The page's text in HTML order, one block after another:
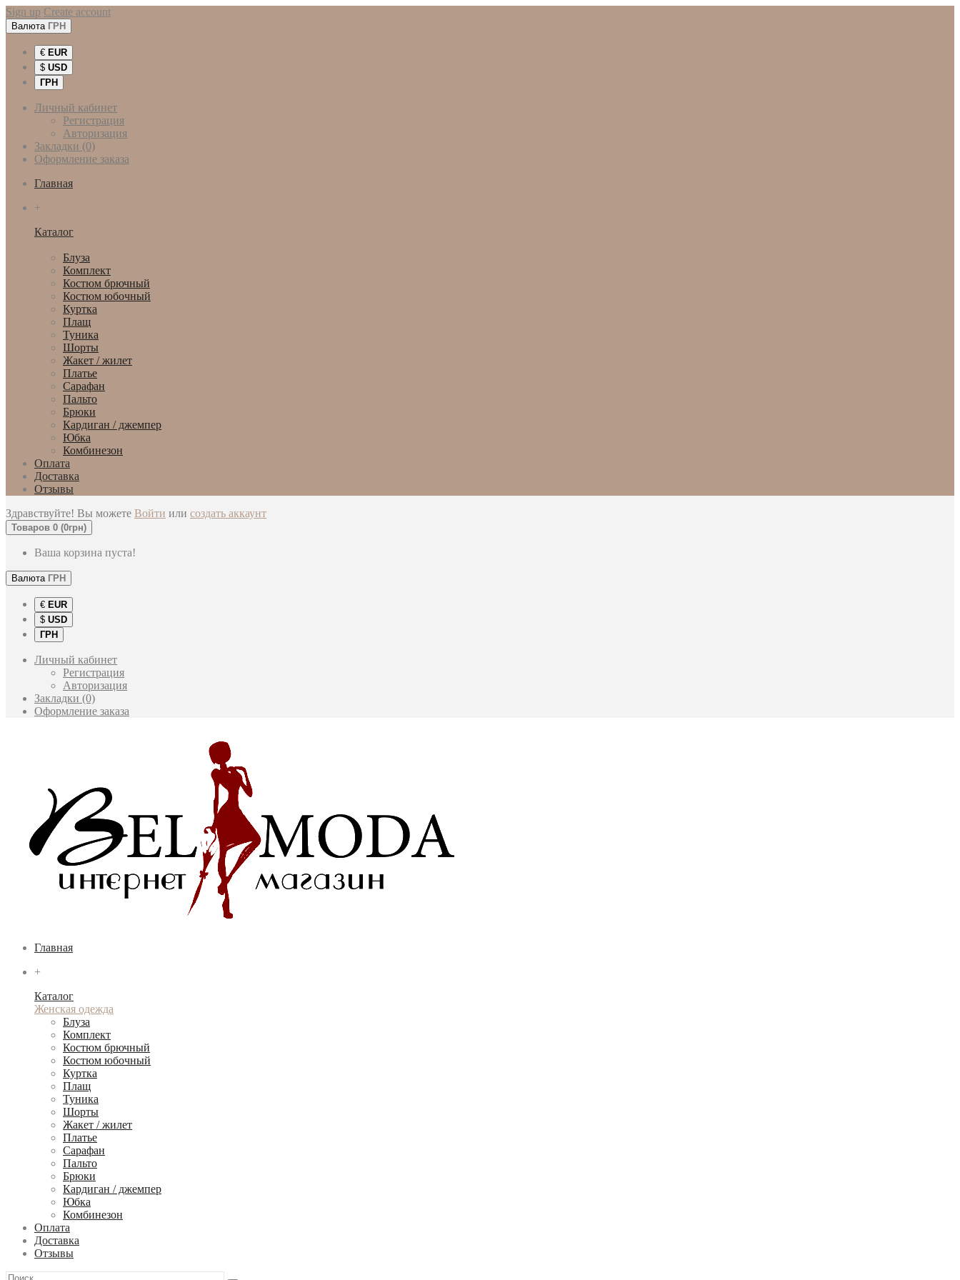
Sign up Create account
Валюта ГРН
€ EUR
$ USD
ГРН
Личный кабинет
Регистрация
Авторизация
Закладки (0)
Оформление заказа
Главная
+
Каталог
Блуза
Комплект
Костюм брючный
Костюм юбочный
Куртка
Плащ
Туника
Шорты
Жакет / жилет
Платье
Сарафан
Пальто
Брюки
Кардиган / джемпер
Юбка
Комбинезон
Оплата
Доставка
Отзывы
Здравствуйте! Вы можете Войти или создать аккаунт
Товаров 0 (0грн)
Ваша корзина пуста!
Валюта ГРН
€ EUR
$ USD
ГРН
Личный кабинет
Регистрация
Авторизация
Закладки (0)
Оформление заказа
Главная
+
Каталог
Женская одежда
Блуза
Комплект
Костюм брючный
Костюм юбочный
Куртка
Плащ
Туника
Шорты
Жакет / жилет
Платье
Сарафан
Пальто
Брюки
Кардиган / джемпер
Юбка
Комбинезон
Оплата
Доставка
Отзывы